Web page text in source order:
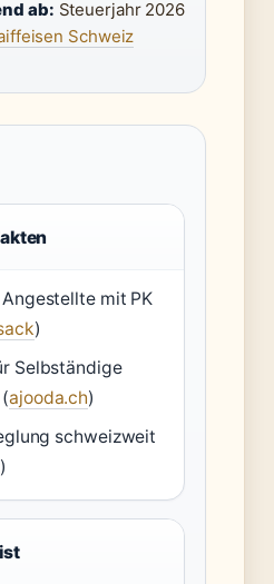
ab: Steuerjahr 2026
Schweiz
Angestellte mit PK
)
Selbständige
ajooda.ch)
schweizweit
)